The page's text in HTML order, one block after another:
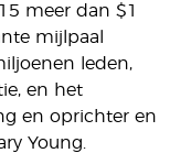
meer dan $1
mijlpaal
leden,
en het
en oprichter en
Young.